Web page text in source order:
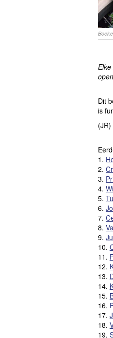
Dit
is
(JR)
1.
2.
3.
4.
5.
6.
7.
8.
9.
10.
11.
12.
13.
14.
15.
16.
17.
18.
19.